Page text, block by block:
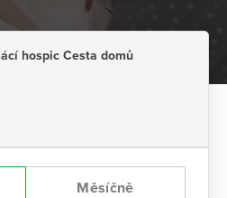
hospic Cesta domů
Měsíčně